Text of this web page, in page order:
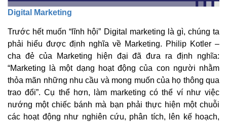
Digital Marketing
Trước hết muốn “lĩnh hội” Digital marketing là gì, chúng ta
phải hiểu được định nghĩa về Marketing. Philip Kotler –
cha đẻ của Marketing hiện đại đã đưa ra định nghĩa:
“Marketing là một dạng hoạt động của con người nhằm
thỏa mãn những nhu cầu và mong muốn của họ thông qua
trao đổi”. Cụ thể hơn, làm marketing có thể ví như việc
nướng một chiếc bánh mà bạn phải thực hiện một chuỗi
các hoạt động như nghiên cứu, phân tích, lên kế hoạch,